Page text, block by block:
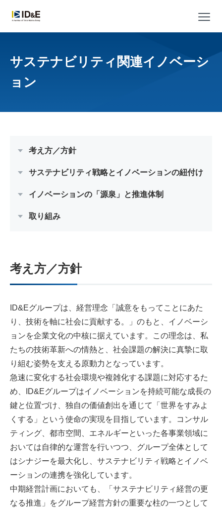
サステナビリティ関連イノベーシ
ョン
考え方／方針
サステナビリティ戦略とイノベーションの紐付け
イノベーションの「源泉」と推進体制
取り組み
考え方／方針
ID&Eグループは、経営理念「誠意をもってことにあた
り、技術を軸に社会に貢献する。」のもと、イノベーシ
ョンを企業文化の中核に据えています。この理念は、私
たちの技術革新への情熱と、社会課題の解決に真摯に取
り組む姿勢を支える原動力となっています。
急速に変化する社会環境や複雑化する課題に対応するた
め、ID&Eグループはイノベーションを持続可能な成長の
鍵と位置づけ、独自の価値創出を通じて「世界をすみよ
くする」という使命の実現を目指しています。コンサル
ティング、都市空間、エネルギーといった各事業領域に
おいては自律的な運営を行いつつ、グループ全体として
はシナジーを最大化し、サステナビリティ戦略とイノベ
ーションの連携を強化しています。
中期経営計画においても、「サステナビリティ経営の更
なる推進」をグループ経営方針の重要な柱の一つとして